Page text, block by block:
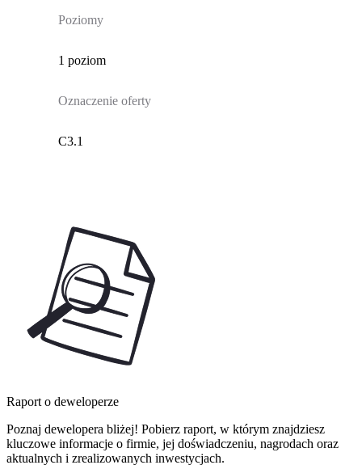
Poziomy
1 poziom
Oznaczenie oferty
C3.1
Raport o deweloperze
Poznaj dewelopera bliżej! Pobierz raport, w którym znajdziesz
kluczowe informacje o firmie, jej doświadczeniu, nagrodach oraz
aktualnych i zrealizowanych inwestycjach.